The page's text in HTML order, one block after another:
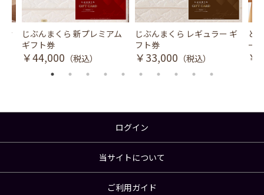
冷
じぶんまくら 新プレミアム
ギフト券
￥44,000 （税込）
じぶんまくら レギュラー ギ
フト券
￥33,000 （税込）
と
ース
￥
ログイン
当サイトについて
ご利用ガイド